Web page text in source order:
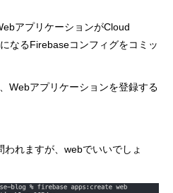
アプリケーションがCloud
なるFirebaseコンフィグをコミッ
Webアプリケーションを登録する
れますが、webでいいでしょ